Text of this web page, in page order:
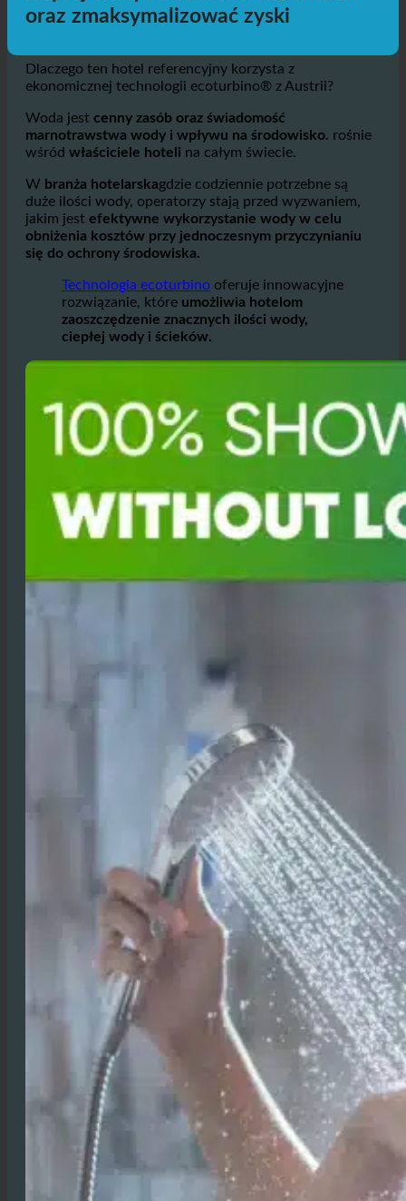
hotelom zaoszczędzić do 50% wody,
oraz zmaksymalizować zyski
Dlaczego ten hotel referencyjny korzysta z
ekonomicznej technologii ecoturbino® z Austrii?
Woda jestcenny zasób oraz świadomość
marnotrawstwa wody i wpływu na środowisko. rośnie
wśródwłaściciele hotelina całym świecie.
Wbranża hotelarska gdzie codziennie potrzebne są
duże ilości wody, operatorzy stają przed wyzwaniem,
jakim jestefektywne wykorzystanie wody w celu
obniżenia kosztów przy jednoczesnym przyczynianiu
się do ochrony środowiska.
Technologia ecoturbinooferuje innowacyjne
rozwiązanie, któreumożliwia hotelom
zaoszczędzenie znacznych ilości wody,